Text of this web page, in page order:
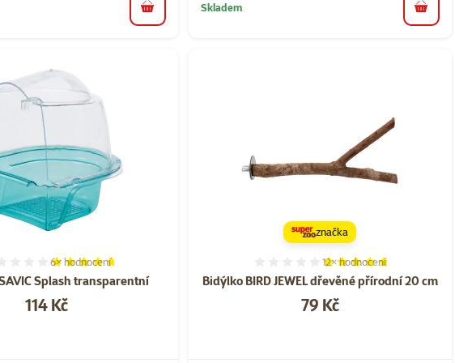
do košíku Skladem do
Splash transparentní
Hodnocení 93%, počet hodnocení: 6
6× hodnocení
Cena
114 Kč
Bidýlko BIRD JEWEL dřevěné přírodní 20 cm
Hodnocení 93%, počet
12×hodnocení
Cena
79 Kč
značka